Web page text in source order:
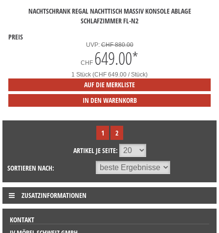
NACHTSCHRANK REGAL NACHTTISCH MASSIV KONSOLE ABLAGE
SCHLAFZIMMER FL-N2
PREIS
UVP:CHF 880.00
CHF 649.00*
1 Stück (CHF 649.00 / Stück)
AUF DIE MERKLISTE
IN DEN WARENKORB
1
2
ARTIKEL JE SEITE:
SORTIEREN NACH:
ZUSATZINFORMATIONEN
KONTAKT